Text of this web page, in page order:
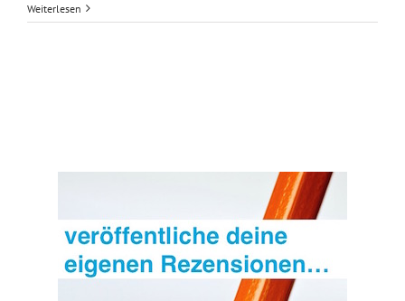
Yaccarinos
Weiterlesen